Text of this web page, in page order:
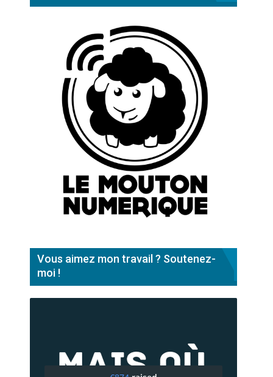
Vous aimez mon travail ? Soutenez-
moi !